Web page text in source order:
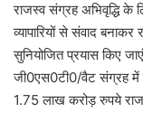
राजस्व संग्रह अभिवृद्धि के
व्यापारियों से संवाद
सुनियोजित प्रयास किए
जी0एस0टी0/वैट संग्रह में
1.75 लाख करोड़ रुपये